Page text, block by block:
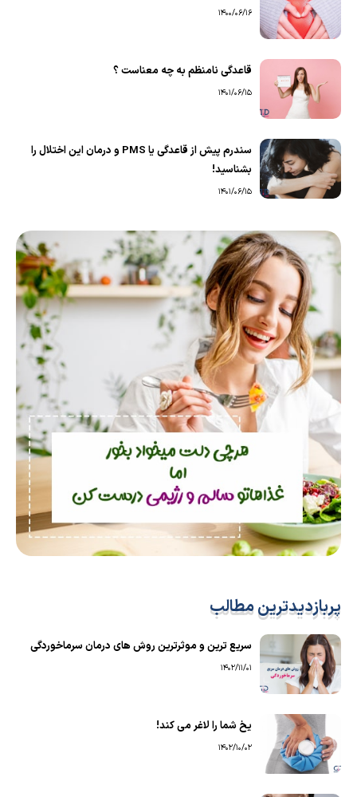
1400/06/16
قاعدگی نامنظم به چه معناست ؟
1401/06/15
سندرم پیش از قاعدگی یا PMS و درمان این اختلال را
بشناسید!
1401/06/15
پربازدیدترین مطالب
سریع ترین و موثرترین روش های درمان سرماخوردگی
1402/11/01
یخ شما را لاغر می کند!
1402/10/02